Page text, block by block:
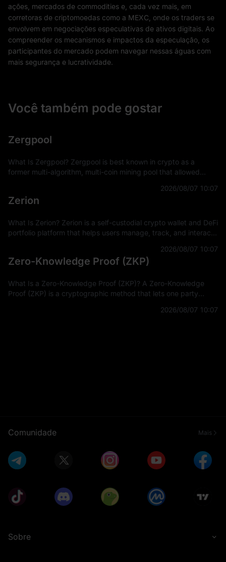
ações, mercados de commodities e, cada vez mais, em
corretoras de criptomoedas como a MEXC, onde os traders se
envolvem em negociações especulativas de ativos digitais. Ao
compreender os mecanismos e impactos da especulação, os
participantes do mercado podem navegar nessas águas com
mais segurança e lucratividade.
Você também pode gostar
Zergpool
What Is Zergpool? Zergpool is best known in crypto as a
former multi-algorithm, multi-coin mining pool that allowed
2026/08/07 10:07
Zerion
What Is Zerion? Zerion is a self-custodial crypto wallet and DeFi
portfolio platform that helps users manage, track, and interact
2026/08/07 10:07
Zero-Knowledge Proof (ZKP)
What Is a Zero-Knowledge Proof (ZKP)? A Zero-Knowledge
Proof (ZKP) is a cryptographic method that lets one party
2026/08/07 10:07
Comunidade Mais
Sobre